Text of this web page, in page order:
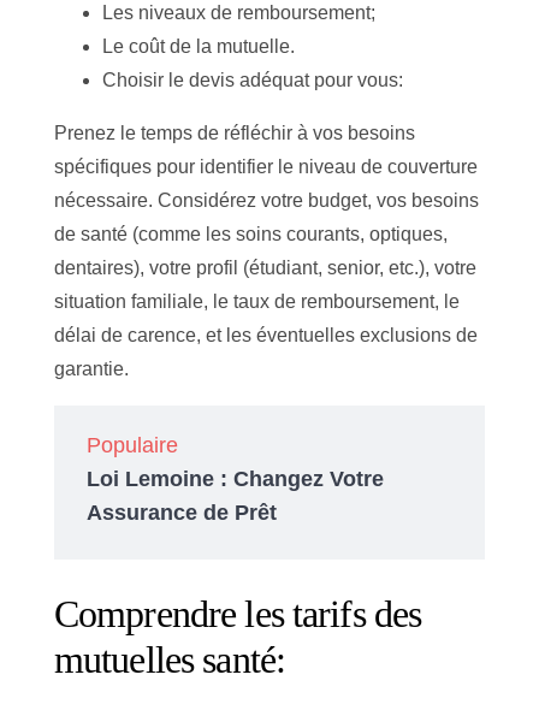
Les niveaux de remboursement;
Le coût de la mutuelle.
Choisir le devis adéquat pour vous:
Prenez le temps de réfléchir à vos besoins
spécifiques pour identifier le niveau de couverture
nécessaire. Considérez votre budget, vos besoins
de santé (comme les soins courants, optiques,
dentaires), votre profil (étudiant, senior, etc.), votre
situation familiale, le taux de remboursement, le
délai de carence, et les éventuelles exclusions de
garantie.
Populaire
Loi Lemoine : Changez Votre
Assurance de Prêt
Comprendre les tarifs des
mutuelles santé: